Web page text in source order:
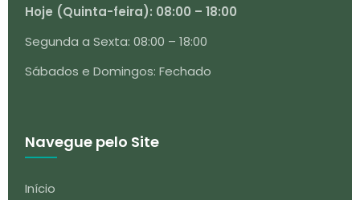
Hoje (Quinta-feira): 08:00 – 18:00
Segunda a Sexta: 08:00 – 18:00
Sábados e Domingos: Fechado
Navegue pelo Site
Início